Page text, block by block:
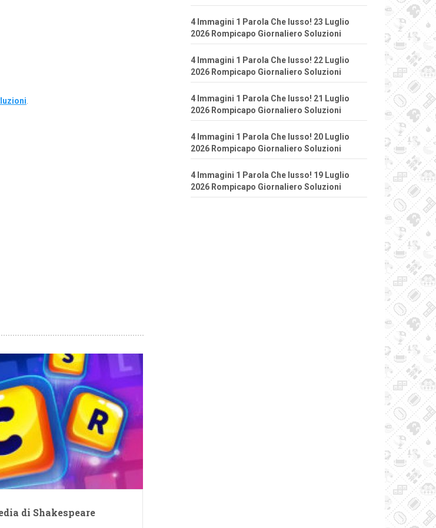
di Shakespeare
4 Immagini 1 Parola Che lusso! 23 Luglio
2026 Rompicapo Giornaliero Soluzioni
4 Immagini 1 Parola Che lusso! 22 Luglio
2026 Rompicapo Giornaliero Soluzioni
4 Immagini 1 Parola Che lusso! 21 Luglio
2026 Rompicapo Giornaliero Soluzioni
4 Immagini 1 Parola Che lusso! 20 Luglio
2026 Rompicapo Giornaliero Soluzioni
4 Immagini 1 Parola Che lusso! 19 Luglio
2026 Rompicapo Giornaliero Soluzioni